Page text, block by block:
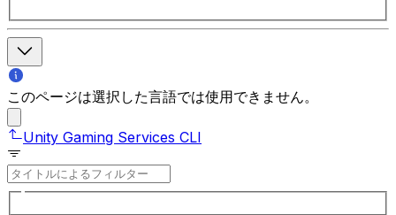
このページは選択した言語では使用できません。
Unity Gaming Services CLI